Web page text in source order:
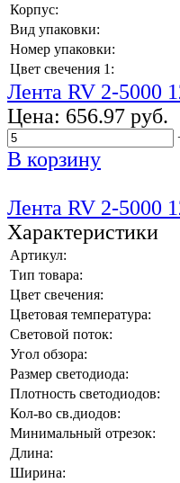
Корпус:
Вид упаковки:
Номер упаковки:
Цвет свечения 1:
Лента RV 2-5000
Цена: 656.97 руб.
В корзину
Лента RV 2-5000
Характеристики
Артикул:
Тип товара:
Цвет свечения:
Цветовая температура:
Световой поток:
Угол обзора:
Размер светодиода:
Плотность светодиодов:
Кол-во св.диодов:
Минимальный отрезок:
Длина:
Ширина: